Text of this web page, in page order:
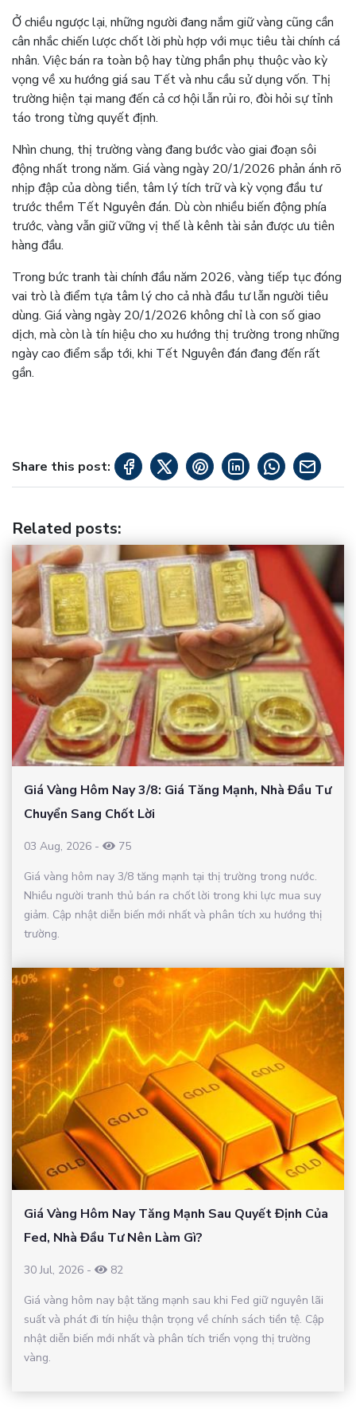
Ở chiều ngược lại, những người đang nắm giữ vàng cũng cần
cân nhắc chiến lược chốt lời phù hợp với mục tiêu tài chính cá
nhân. Việc bán ra toàn bộ hay từng phần phụ thuộc vào kỳ
vọng về xu hướng giá sau Tết và nhu cầu sử dụng vốn. Thị
trường hiện tại mang đến cả cơ hội lẫn rủi ro, đòi hỏi sự tỉnh
táo trong từng quyết định.
Nhìn chung, thị trường vàng đang bước vào giai đoạn sôi
động nhất trong năm. Giá vàng ngày 20/1/2026 phản ánh rõ
nhịp đập của dòng tiền, tâm lý tích trữ và kỳ vọng đầu tư
trước thềm Tết Nguyên đán. Dù còn nhiều biến động phía
trước, vàng vẫn giữ vững vị thế là kênh tài sản được ưu tiên
hàng đầu.
Trong bức tranh tài chính đầu năm 2026, vàng tiếp tục đóng
vai trò là điểm tựa tâm lý cho cả nhà đầu tư lẫn người tiêu
dùng. Giá vàng ngày 20/1/2026 không chỉ là con số giao
dịch, mà còn là tín hiệu cho xu hướng thị trường trong những
ngày cao điểm sắp tới, khi Tết Nguyên đán đang đến rất
gần.
Share this post:
Related posts:
Giá Vàng Hôm Nay 3/8: Giá Tăng Mạnh, Nhà Đầu Tư
Chuyển Sang Chốt Lời
03 Aug, 2026 -
75
Giá vàng hôm nay 3/8 tăng mạnh tại thị trường trong nước.
Nhiều người tranh thủ bán ra chốt lời trong khi lực mua suy
giảm. Cập nhật diễn biến mới nhất và phân tích xu hướng thị
trường.
Giá Vàng Hôm Nay Tăng Mạnh Sau Quyết Định Của
Fed, Nhà Đầu Tư Nên Làm Gì?
30 Jul, 2026 -
82
Giá vàng hôm nay bật tăng mạnh sau khi Fed giữ nguyên lãi
suất và phát đi tín hiệu thận trọng về chính sách tiền tệ. Cập
nhật diễn biến mới nhất và phân tích triển vọng thị trường
vàng.